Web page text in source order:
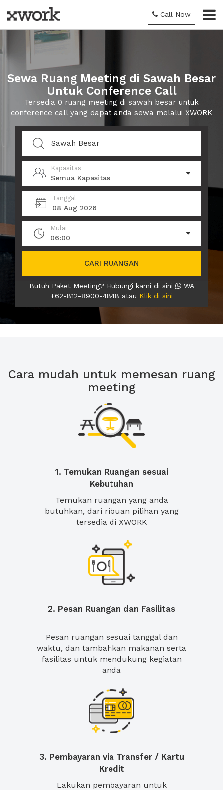
Call Now
Sewa Ruang Meeting di Sawah Besar
Untuk Conference Call
Tersedia 0 ruang meeting di sawah besar untuk
conference call yang dapat anda sewa melalui XWORK
Kapasitas
Semua Kapasitas
Tanggal
08 Aug 2026
Mulai
06:00
CARI RUANGAN
Butuh Paket Meeting? Hubungi kami di sini
WA
+62-812-8900-4848 atau Klik di sini
Cara mudah untuk memesan ruang
meeting
1. Temukan Ruangan sesuai
Kebutuhan
Temukan ruangan yang anda
butuhkan, dari ribuan pilihan yang
tersedia di XWORK
2. Pesan Ruangan dan Fasilitas
Pesan ruangan sesuai tanggal dan
waktu, dan tambahkan makanan serta
fasilitas untuk mendukung kegiatan
anda
3. Pembayaran via Transfer / Kartu
Kredit
Lakukan pembayaran untuk